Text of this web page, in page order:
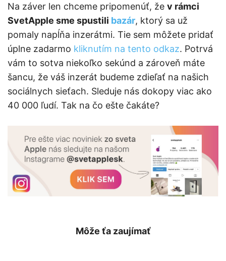
Na záver len chceme pripomenúť, že v rámci
SvetApple sme spustili bazár, ktorý sa už
pomaly napĺňa inzerátmi. Tie sem môžete pridať
úplne zadarmo kliknutím na tento odkaz. Potrvá
vám to sotva niekoľko sekúnd a zároveň máte
šancu, že váš inzerát budeme zdieľať na našich
sociálnych sieťach. Sleduje nás dokopy viac ako
40 000 ľudí. Tak na čo ešte čakáte?
Môže ťa zaujímať